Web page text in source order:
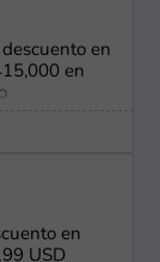
en
en
en
USD